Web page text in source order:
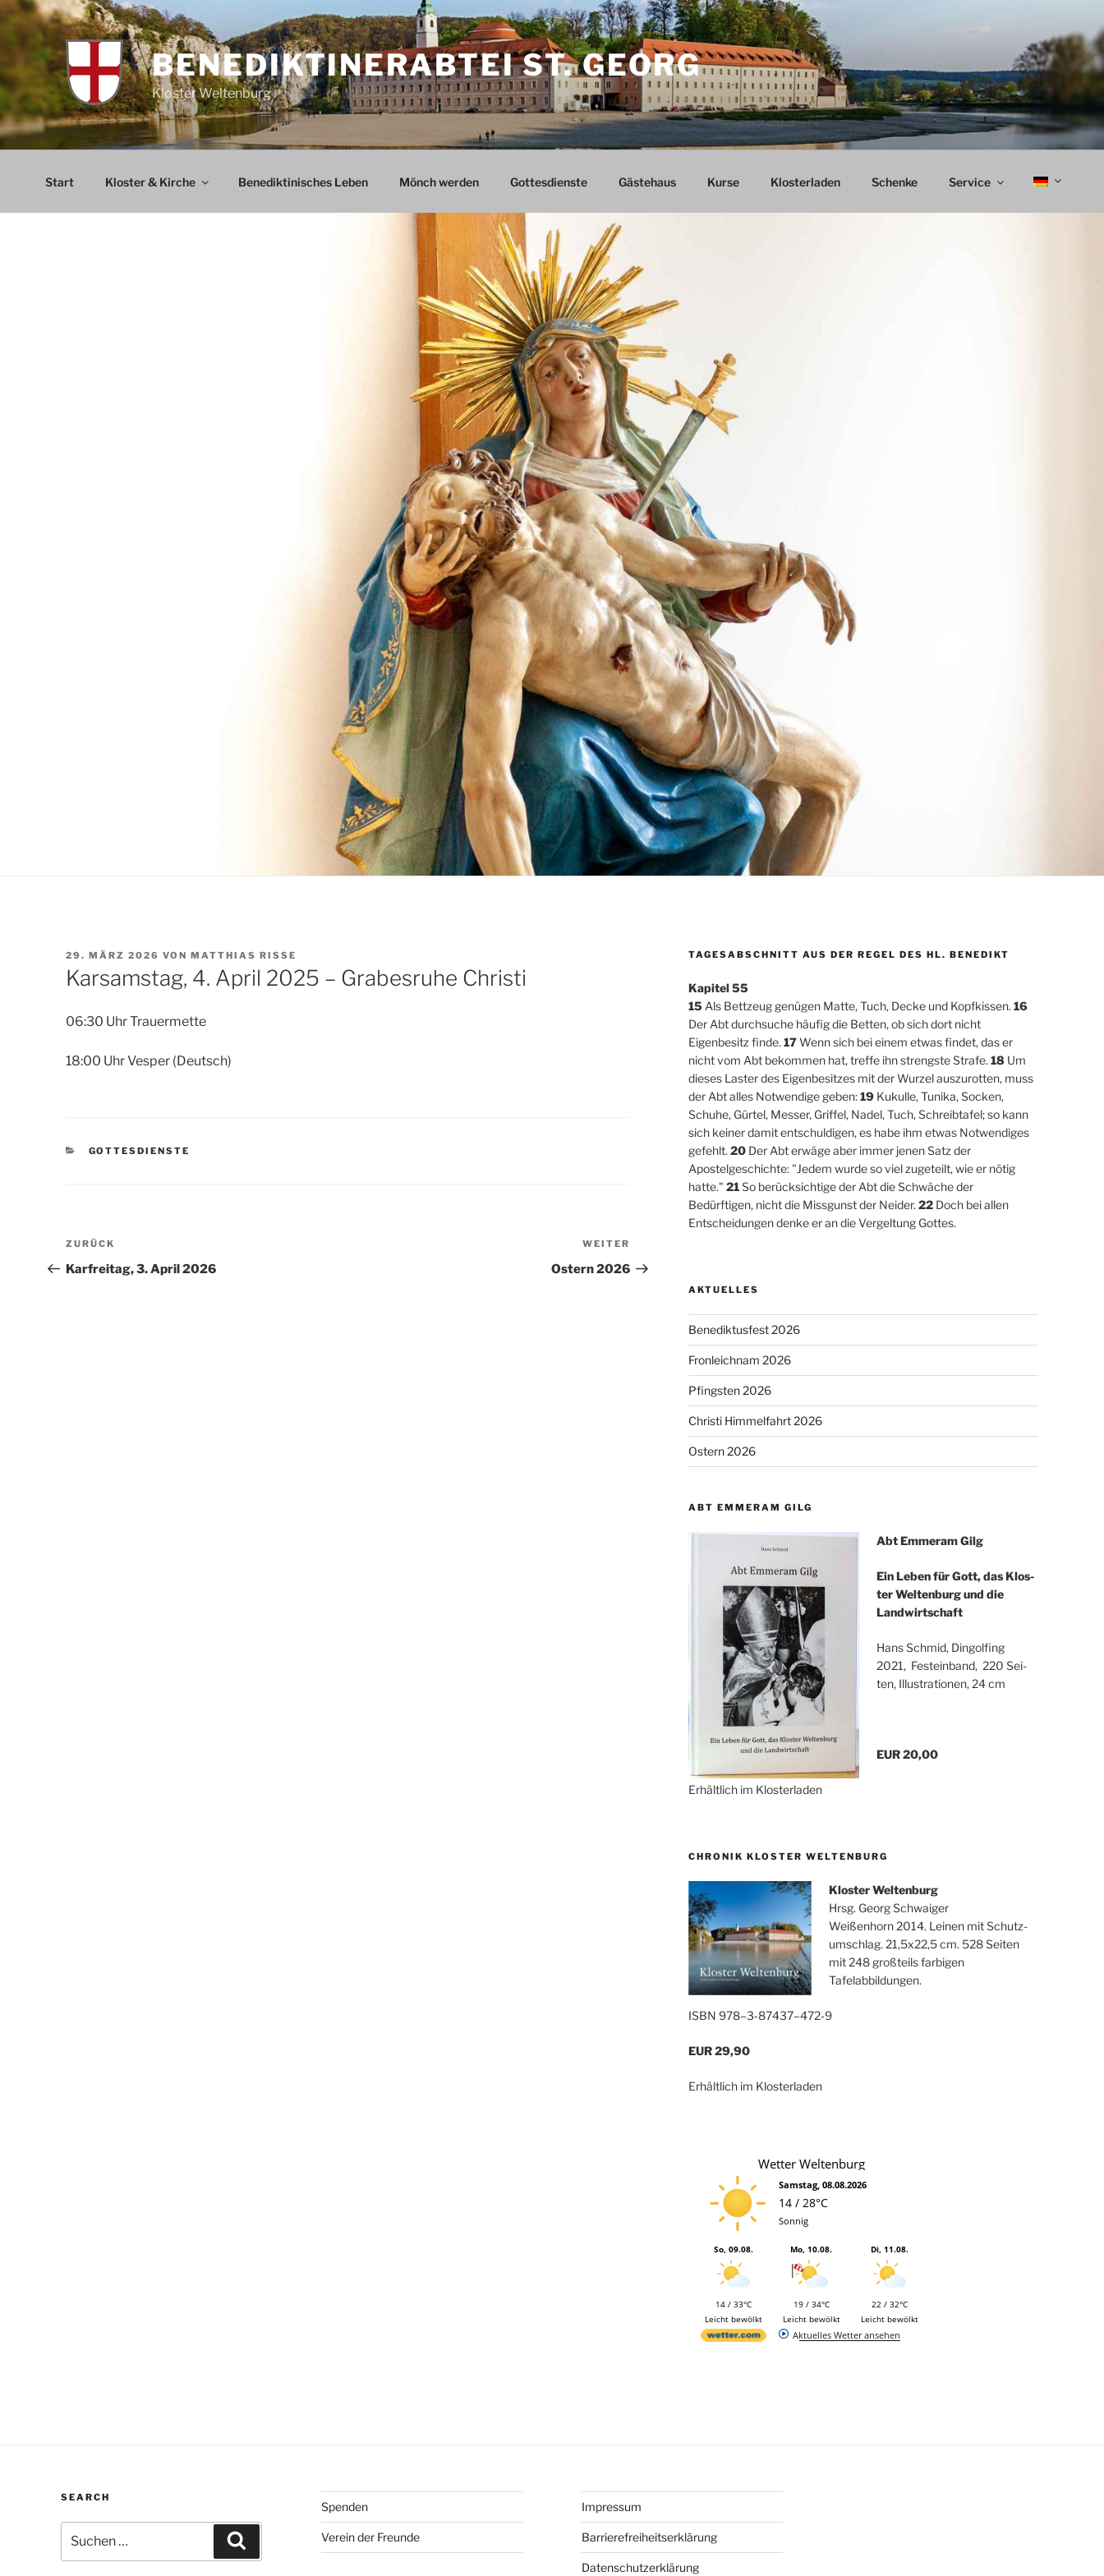
Zum
Inhalt
springen
BENEDIKTINERABTEI ST. GEORG
Kloster Weltenburg
Start Kloster & Kirche Benediktinisches Leben Mönch werden Gottesdienste Gästehaus Kurse Klosterladen Schenke Service
VERÖFFENTLICHT
AM
29. MÄRZ 2026 VON MATTHIAS RISSE
Karsamstag, 4. April 2025 – Grabesruhe Christi
06:30 Uhr Trauermette
18:00 Uhr Ves­per (Deutsch)
KATEGORIEN
GOTTESDIENSTE
Beitragsnavigation
Vorheriger
Beitrag
ZURÜCK
Karfreitag, 3. April 2026
Beitrag
WEITER
Ostern 2026
TAGESABSCHNITT AUS DER REGEL DES HL. BENEDIKT
Kapitel 55
15 Als Bettzeug genügen Matte, Tuch, Decke und Kopfkissen. 16
Der Abt durchsuche häufig die Betten, ob sich dort nicht
Eigenbesitz finde. 17Wenn sich bei einem etwas findet, das er
nicht vom Abt bekommen hat, treffe ihn strengste Strafe. 18 Um
dieses Laster des Eigenbesitzes mit der Wurzel auszurotten, muss
der Abt alles Notwendige geben:19Kukulle, Tunika, Socken,
Schuhe, Gürtel, Messer, Griffel, Nadel, Tuch, Schreibtafel; so kann
sich keiner damit entschuldigen, es habe ihm etwas Notwendiges
gefehlt. 20Der Abt erwäge aber immer jenen Satz der
Apostelgeschichte: "Jedem wurde so viel zugeteilt, wie er nötig
hatte." 21So berücksichtige der Abt die Schwäche der
Bedürftigen, nicht die Missgunst der Neider. 22Doch bei allen
Entscheidungen denke er an die Vergeltung Gottes.
AKTUELLES
Benediktusfest 2026
Fronleichnam 2026
Pfingsten 2026
Christi Himmelfahrt 2026
Ostern 2026
ABT EMMERAM GILG
Abt Emmer­am Gilg
Ein Leben für Gott, das Klos­
ter Wel­ten­burg und die
Landwirtschaft
Hans Schmid, Din­gol­fing
2021, Fest­ein­band, 220 Sei­
ten, Illus­tra­tio­nen, 24 cm
EUR 20,00
Erhält­lich im Klosterladen
CHRONIK KLOSTER WELTENBURG
Klos­ter Wel­ten­burg
Hrsg. Georg Schwaiger
Wei­ßen­horn 2014. Lei­nen mit Schutz­
um­schlag. 21,5x22,5 cm. 528 Seiten
mit 248 groß­teils far­bi­gen
Tafelabbildungen.
ISBN 978–3‑87437–472‑9
EUR29,90
Erhält­lich im Klosterladen
Wetter Weltenburg
Samstag, 08.08.2026
14 / 28°C
Sonnig
So, 09.08.
14 / 33°C
Leicht bewölkt
Mo, 10.08.
19 / 34°C
Leicht bewölkt
Di, 11.08.
22 / 32°C
Leicht bewölkt
Aktuelles Wetter ansehen
SEARCH
nach:
Spenden
Verein der Freunde
Impressum
Barrierefreiheitserklärung
Datenschutzerklärung